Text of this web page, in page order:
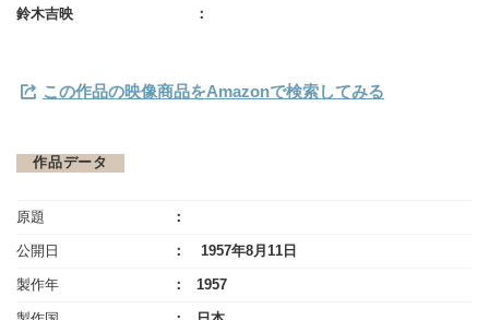
鈴木吉映
この作品の映像商品をAmazonで検索してみる
作品データ
原題
公開日 1957年8月11日
製作年 1957